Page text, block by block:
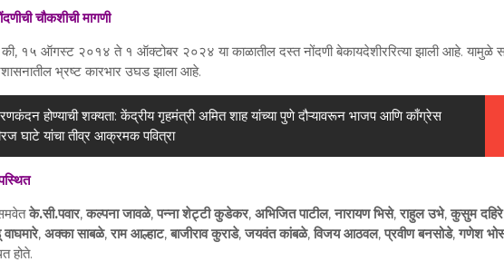
चौकशीची मागणी
१५ ऑगस्ट २०१४ ते १ ऑक्टोबर २०२४ या काळातील दस्त नोंदणी बेकायदेशीररित्या झाली आहे. यामुळे
भ्रष्ट कारभार उघड झाला आहे.
होण्याची शक्यता: केंद्रीय गृहमंत्री अमित शाह यांच्या पुणे दौऱ्यावरून भाजप आणि काँग्रेस
घाटे यांचा तीव्र आक्रमक पवित्रा
के.सी.पवार, कल्पना जावळे, पन्ना शेट्टी कुडेकर, अभिजित पाटील, नारायण भिसे, राहुल उभे, कुसुम दहिरे
, अक्का साबळे, राम आल्हाट, बाजीराव कुराडे, जयवंत कांबळे, विजय आठवल, प्रवीण बनसोडे, गणेश
होते.